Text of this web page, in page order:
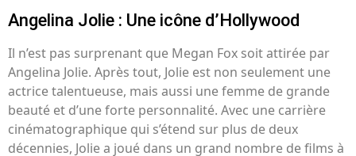
Angelina Jolie : Une icône d’Hollywood
Il n’est pas surprenant que Megan Fox soit attirée par
Angelina Jolie. Après tout, Jolie est non seulement une
actrice talentueuse, mais aussi une femme de grande
beauté et d’une forte personnalité. Avec une carrière
cinématographique qui s’étend sur plus de deux
décennies, Jolie a joué dans un grand nombre de films à